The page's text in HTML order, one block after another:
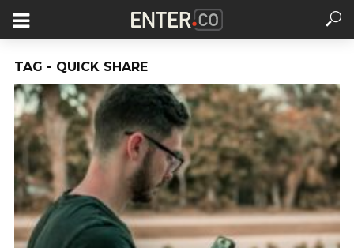
TAG - QUICK SHARE